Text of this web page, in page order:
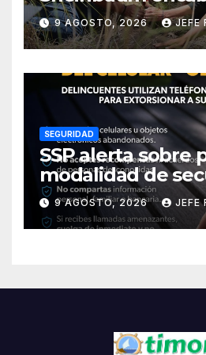
de la Jornada
Reforestación
9 AGOSTO, 2026 JEFE
SEGURIDAD
SSP alerta sobre
modalidad de
virtual
9 AGOSTO, 2026 JEFE